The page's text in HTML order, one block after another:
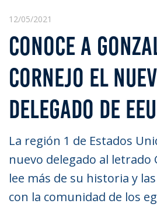
12/05/2021
CONOCE A
CORNEJO EL
DELEGADO DE
La región 1 de Estados
nuevo delegado al letrado
lee más de su historia y
con la comunidad de los